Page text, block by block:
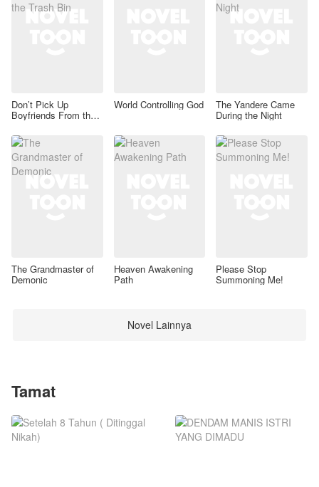
Don’t Pick Up
Boyfriends From the
World Controlling God The Yandere Came
During the Night
The Grandmaster of
Demonic
Heaven Awakening
Path
Please Stop
Summoning Me!
Novel Lainnya
Tamat